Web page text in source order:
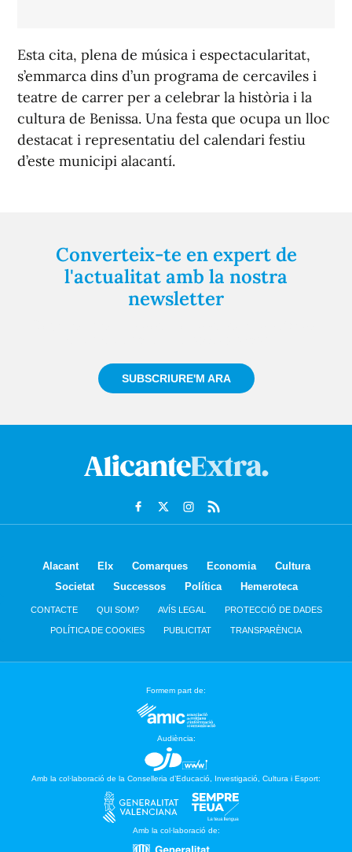
Esta cita, plena de música i espectacularitat,
s’emmarca dins d’un programa de cercaviles i
teatre de carrer per a celebrar la història i la
cultura de Benissa. Una festa que ocupa un lloc
destacat i representatiu del calendari festiu
d’este municipi alacantí.
Converteix-te en expert de
l'actualitat amb la nostra
newsletter
SUBSCRIURE'M ARA
Alacant Elx Comarques Economia
Cultura
Societat
Successos Política Hemeroteca
CONTACTE QUI SOM? AVÍS LEGAL PROTECCIÓ DE DADES
POLÍTICA DE COOKIES PUBLICITAT TRANSPARÈNCIA
Formem part de:
Audiència:
Amb la col·laboració de la Conselleria d’Educació, Investigació, Cultura i Esport:
Amb la col·laboració de: